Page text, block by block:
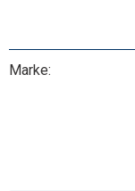
Marke: